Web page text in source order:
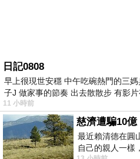
日記0808
早上很現世安穩 中午吃碗熱門的三
子J 做家事的節奏 出去散散步 有影
11 小時前
慈濟遭騙10
最近賴清德在圓
自己的親人一樣